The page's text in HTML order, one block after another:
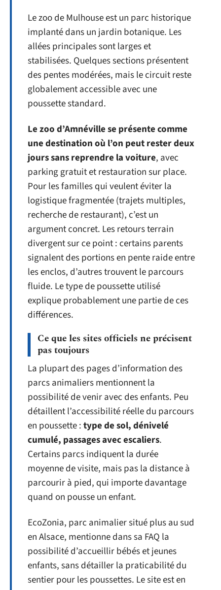
Le zoo de Mulhouse est un parc historique
implanté dans un jardin botanique. Les
allées principales sont larges et
stabilisées. Quelques sections présentent
des pentes modérées, mais le circuit reste
globalement accessible avec une
poussette standard.
Le zoo d’Amnéville se présente comme
une destination où l’on peut rester deux
jours sans reprendre la voiture, avec
parking gratuit et restauration sur place.
Pour les familles qui veulent éviter la
logistique fragmentée (trajets multiples,
recherche de restaurant), c’est un
argument concret. Les retours terrain
divergent sur ce point : certains parents
signalent des portions en pente raide entre
les enclos, d’autres trouvent le parcours
fluide. Le type de poussette utilisé
explique probablement une partie de ces
différences.
Ce que les sites officiels ne précisent
pas toujours
La plupart des pages d’information des
parcs animaliers mentionnent la
possibilité de venir avec des enfants. Peu
détaillent l’accessibilité réelle du parcours
en poussette :type de sol, dénivelé
cumulé, passages avec escaliers.
Certains parcs indiquent la durée
moyenne de visite, mais pas la distance à
parcourir à pied, qui importe davantage
quand on pousse un enfant.
EcoZonia, parc animalier situé plus au sud
en Alsace, mentionne dans sa FAQ la
possibilité d’accueillir bébés et jeunes
enfants, sans détailler la praticabilité du
sentier pour les poussettes. Le site est en